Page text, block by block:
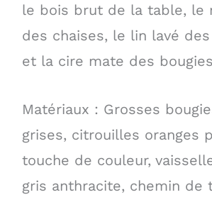
le bois brut de la table, le
des chaises, le lin lavé
et la cire mate des
Matériaux : Grosses
grises, citrouilles oranges
touche de couleur,
gris anthracite, chemin de